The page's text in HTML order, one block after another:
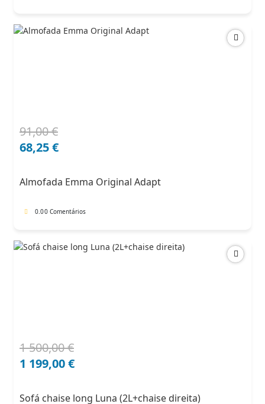
91,00€
O
preço
91,00 €.
68,25€
O
preço
68,25 €.
Almofada Emma Original Adapt
0.00 Comentários
1 500,00€
O
preço
1 199,00€
O
preço
Sofá chaise long Luna (2L+chaise direita)